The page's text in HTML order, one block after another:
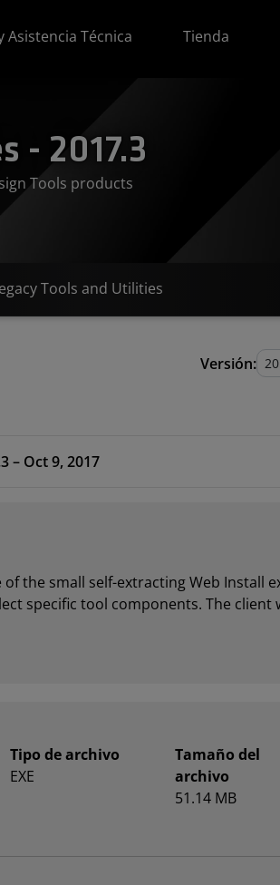
Asistencia Técnica Tienda
- 2017.3
Tools products
Tools and Utilities
Versión:
WebInstall Client – 2017.3 – Oct 9, 2017
the small self-extracting Web Install
specific tool components. The
Tipo de archivo
EXE
Tamaño del
archivo
51.14 MB